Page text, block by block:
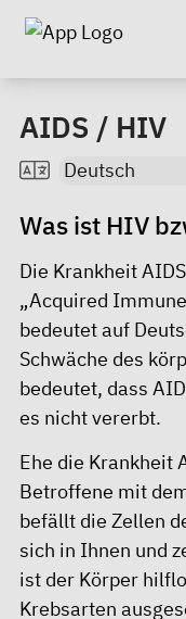
AIDS / HIV
Was ist HIV
Die Krankheit
„Acquired
bedeutet auf
Schwäche des
bedeutet, dass
es nicht vererbt.
Ehe die Krankheit
Betroffene mit
befällt die Zellen
sich in Ihnen und
ist der Körper
Krebsarten